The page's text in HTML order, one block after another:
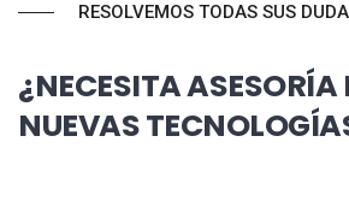
RESOLVEMOS TODAS SUS
¿NECESITA ASESORÍA
NUEVAS